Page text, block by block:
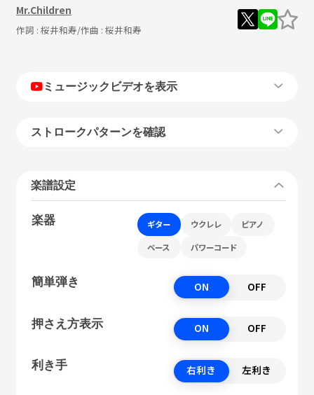
Mr.Children
作詞 : 桜井和寿/作曲 : 桜井和寿
ミュージックビデオを表示
ストロークパターンを確認
楽譜設定
楽器 ギター ウクレレ ピアノ
ベース パワーコード
簡単弾き ON OFF
押さえ方表示 ON OFF
利き手 右利き 左利き